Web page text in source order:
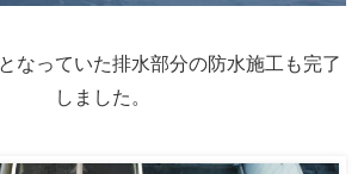
なっていた排水部分の防水施工も完了
しました。